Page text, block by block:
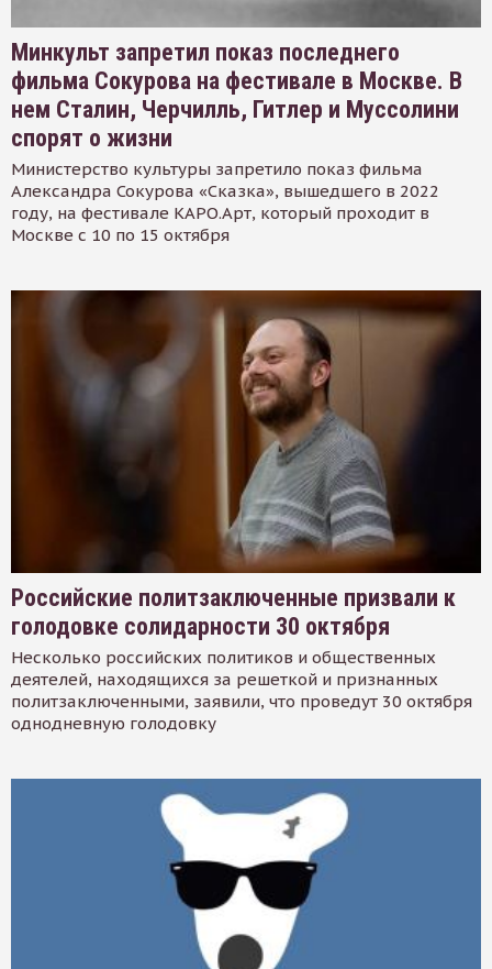
Минкульт запретил показ последнего
фильма Сокурова на фестивале в Москве. В
нем Сталин, Черчилль, Гитлер и Муссолини
спорят о жизни
Министерство культуры запретило показ фильма
Александра Сокурова «Сказка», вышедшего в 2022
году, на фестивале КАРО.Арт, который проходит в
Москве с 10 по 15 октября
Российские политзаключенные призвали к
голодовке солидарности 30 октября
Несколько российских политиков и общественных
деятелей, находящихся за решеткой и признанных
политзаключенными, заявили, что проведут 30 октября
однодневную голодовку